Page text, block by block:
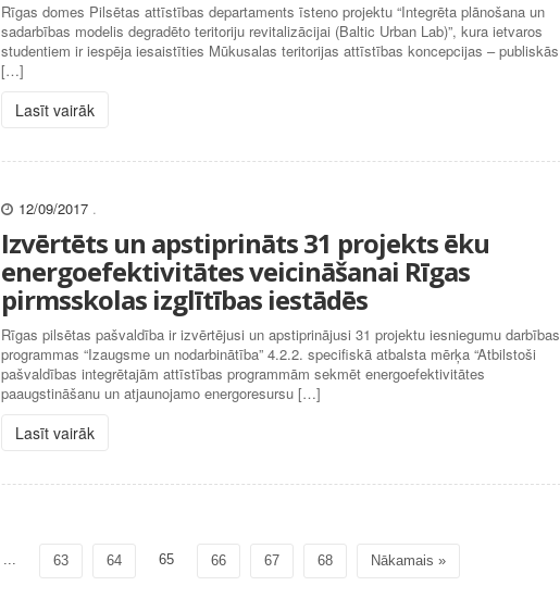
Rīgas domes Pilsētas attīstības departaments īsteno projektu “Integrēta plānošana un
sadarbības modelis degradēto teritoriju revitalizācijai (Baltic Urban Lab)”, kura ietvaros
studentiem ir iespēja iesaistīties Mūkusalas teritorijas attīstības koncepcijas – publiskās
[…]
Lasīt vairāk
12/09/2017 .
Izvērtēts un apstiprināts 31 projekts ēku
energoefektivitātes veicināšanai Rīgas
pirmsskolas izglītības iestādēs
Rīgas pilsētas pašvaldība ir izvērtējusi un apstiprinājusi 31 projektu iesniegumu darbības
programmas “Izaugsme un nodarbinātība” 4.2.2. specifiskā atbalsta mērķa “Atbilstoši
pašvaldības integrētajām attīstības programmām sekmēt energoefektivitātes
paaugstināšanu un atjaunojamo energoresursu […]
Lasīt vairāk
... 63 64 65 66 67 68 Nākamais »